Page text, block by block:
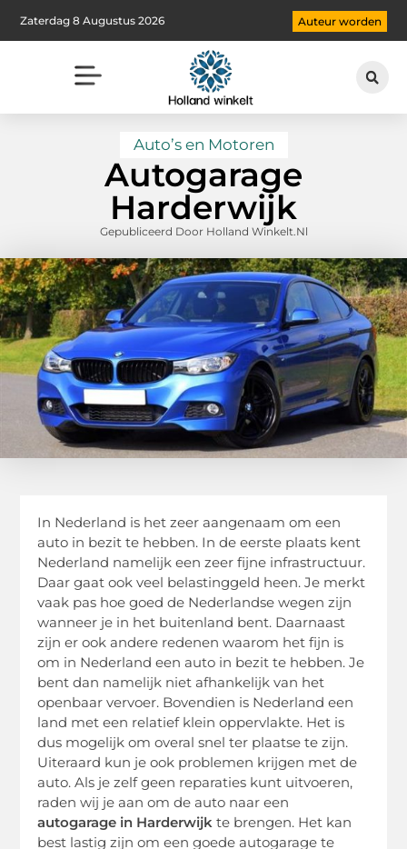
Zaterdag 8 Augustus 2026 Auteur worden
Auto’s en Motoren
Autogarage
Harderwijk
Gepubliceerd Door Holland Winkelt.nl
In Nederland is het zeer aangenaam om een
auto in bezit te hebben. In de eerste plaats kent
Nederland namelijk een zeer fijne infrastructuur.
Daar gaat ook veel belastinggeld heen. Je merkt
vaak pas hoe goed de Nederlandse wegen zijn
wanneer je in het buitenland bent. Daarnaast
zijn er ook andere redenen waarom het fijn is
om in Nederland een auto in bezit te hebben. Je
bent dan namelijk niet afhankelijk van het
openbaar vervoer. Bovendien is Nederland een
land met een relatief klein oppervlakte. Het is
dus mogelijk om overal snel ter plaatse te zijn.
Uiteraard kun je ook problemen krijgen met de
auto. Als je zelf geen reparaties kunt uitvoeren,
raden wij je aan om de auto naar een
autogarage in Harderwijk te brengen. Het kan
best lastig zijn om een goede autogarage te